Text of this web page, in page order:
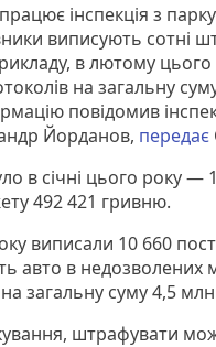
інспекція з
виписують сотні
в лютому цього
на загальну
повідомив
Йорданов, передає
в січні цього року —
492 421 гривню.
виписали 10 660
авто в недозволених
загальну суму 4,5
штрафувати